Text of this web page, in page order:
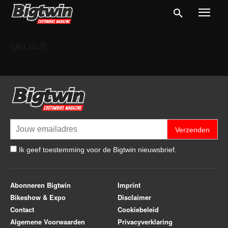
Verzenden
Ik geef toestemming voor de Bigtwin nieuwsbrief.
Abonneren Bigtwin
Bikeshow & Expo
Contact
Algemene Voorwaarden
Imprint
Disclaimer
Cookiebeleid
Privacyverklaring